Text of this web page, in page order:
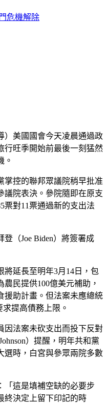
）美國國會今天凌晨通過政
行旺季開始前最後一刻猛然
。
掌控的聯邦眾議院稍早批准
議院表決。參院隨即在原支
票對11票通過新的支出法
（Joe Biden）將簽署成
將延長至明年3月14日，包
民提供100億美元補助，
援助計畫。但法案未應總統
求提高債務上限。
因法案未砍支出而投下反對
）提醒，明年共和黨
選時，白宮與參眾兩院多數
「這是填補空缺的必要步
終決定上留下印記的時